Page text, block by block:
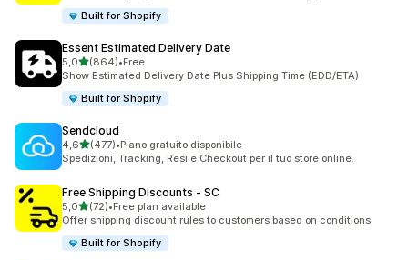
Built for Shopify
Essent Estimated Delivery Date
5,0stelle su 5
(864)
864 recensioni totali
•Free
Show Estimated Delivery Date Plus Shipping Time (EDD/ETA)
Built for Shopify
Sendcloud
4,6stelle su 5
(477)
477 recensioni totali
•Piano gratuito disponibile
Spedizioni, Tracking, Resi e Checkout per il tuo store online.
Free Shipping Discounts ‑ SC
5,0stelle su 5
(72)
72 recensioni totali
•Free plan available
Offer shipping discount rules to customers based on conditions
Built for Shopify